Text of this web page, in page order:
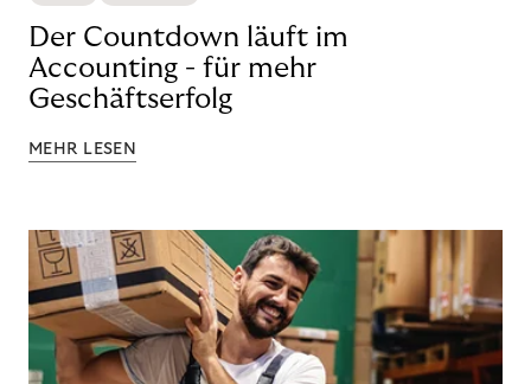
Der Countdown läuft im
Accounting - für mehr
Geschäftserfolg
MEHR LESEN